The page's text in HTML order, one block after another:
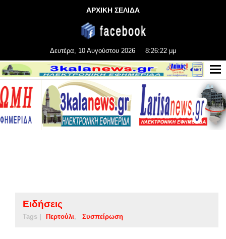
ΑΡΧΙΚΗ ΣΕΛΙΔΑ
Δευτέρα, 10 Αυγούστου 2026 8:26:23 μμ
Ειδήσεις
Tags | Περτούλι Συσπείρωση